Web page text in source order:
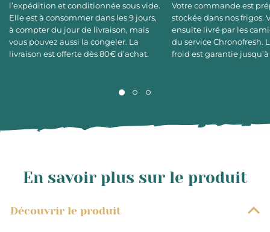
l’expédition et conditionnée sous vide.
Elle est à consommer dans les 9 jours,
à compter du jour de livraison, mais
vous pouvez aussi la congeler. La
livraison est offerte dès 80€ d’achat.
Votre commande est
stockée dans nos frigos.
ensuite livré par les
du service Chronofresh.
froid est garantie
En savoir plus sur le produit
Découvrir le produit